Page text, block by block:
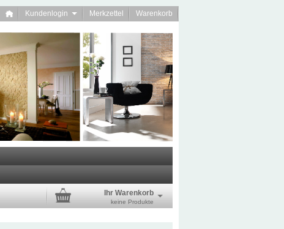
Kundenlogin Merkzettel Warenkorb
Ihr Warenkorb
keine Produkte